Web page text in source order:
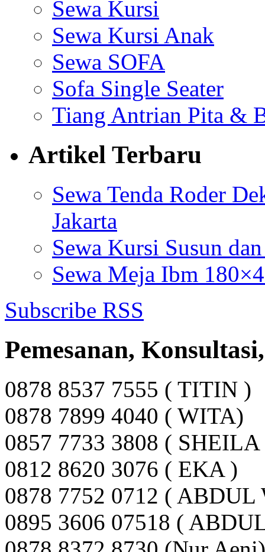
Sewa Kursi
Sewa Kursi Anak
Sewa SOFA
Sofa Single Seater
Tiang Antrian Pita &
Artikel Terbaru
Sewa Tenda Roder
Jakarta
Sewa Kursi Susun
Sewa Meja Ibm
Subscribe RSS
Pemesanan,
0878 8537 7555 ( TITIN )
0878 7899 4040 ( WITA)
0857 7733 3808 ( SHEILA
0812 8620 3076 ( EKA )
0878 7752 0712 ( ABDUL
0895 3606 07518 (